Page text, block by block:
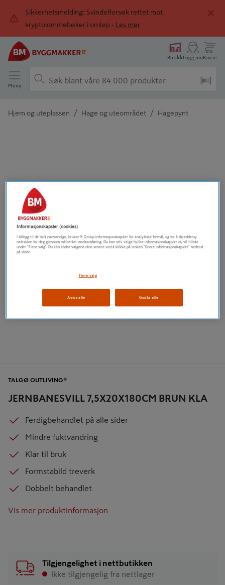
Sikkerhetsmelding: Svindelforsøk rettet mot
kryptolommebøker i omløp -
Les mer
ButikkLogg innKasse
Meny
Hjem og uteplassen / Hage og uteområdet / Hagepynt
JERNBANESVILL 7,5X20X180CM BRUN KLA
TALGØ OUTLIVING®
Ferdigbehandlet på alle sider
Mindre fuktvandring
Klar til bruk
Formstabild treverk
Dobbelt behandlet
Vis mer produktinformasjon
Tilgjengelighet i nettbutikken
Ikke tilgjengelig fra nettlager
Informasjonskapsler (cookies)
I tillegg til de helt nødvendige, bruker K Group informasjonskapsler for analytiske formål, og for å skreddersy
nettsiden for deg gjennom målrettet markedsføring. Du kan selv velge hvilke informasjonskapsler du vil tillate
under "Flere valg". Du kan endre valgene dine senere ved å klikke på lenken "Endre informasjonskapsler" nederst
på siden.
Flere valg
Avvis alle Godta alle